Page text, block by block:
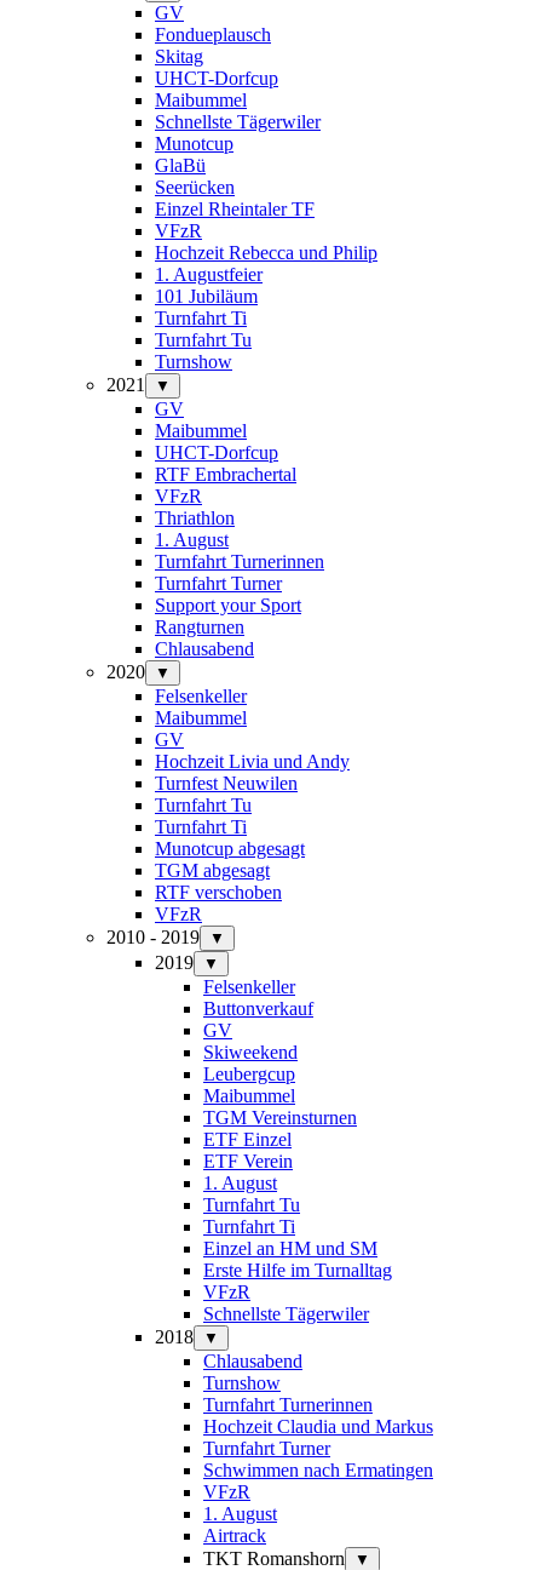
GV
Fondueplausch
Skitag
UHCT-Dorfcup
Maibummel
Schnellste Tägerwiler
Munotcup
GlaBü
Seerücken
Einzel Rheintaler TF
VFzR
Hochzeit Rebecca und Philip
1. Augustfeier
101 Jubiläum
Turnfahrt Ti
Turnfahrt Tu
Turnshow
2021
▼
GV
Maibummel
UHCT-Dorfcup
RTF Embrachertal
VFzR
Thriathlon
1. August
Turnfahrt Turnerinnen
Turnfahrt Turner
Support your Sport
Rangturnen
Chlausabend
2020
▼
Felsenkeller
Maibummel
GV
Hochzeit Livia und Andy
Turnfest Neuwilen
Turnfahrt Tu
Turnfahrt Ti
Munotcup abgesagt
TGM abgesagt
RTF verschoben
VFzR
2010 - 2019
▼
2019 ▼
Felsenkeller
Buttonverkauf
GV
Skiweekend
Leubergcup
Maibummel
TGM Vereinsturnen
ETF Einzel
ETF Verein
1. August
Turnfahrt Tu
Turnfahrt Ti
Einzel an HM und SM
Erste Hilfe im Turnalltag
VFzR
Schnellste Tägerwiler
2018
▼
Chlausabend
Turnshow
Turnfahrt Turnerinnen
Hochzeit Claudia und Markus
Turnfahrt Turner
Schwimmen nach Ermatingen
VFzR
1. August
Airtrack
TKT Romanshorn
▼